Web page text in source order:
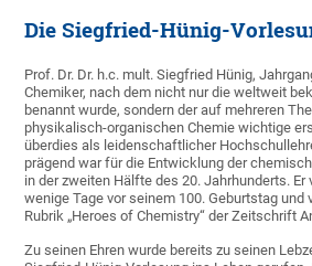
Die Siegfried-Hünig-
Prof. Dr. Dr. h.c. mult. Siegfried Hünig,
Chemiker, nach dem nicht nur die weltweit
benannt wurde, sondern der auf mehreren
physikalisch-organischen Chemie wichtige
überdies als leidenschaftlicher
prägend war für die Entwicklung der
in der zweiten Hälfte des 20. Jahrhunderts. Er
wenige Tage vor seinem 100. Geburtstag und
Rubrik „Heroes of Chemistry“ der Zeitschrift
Zu seinen Ehren wurde bereits zu seinen